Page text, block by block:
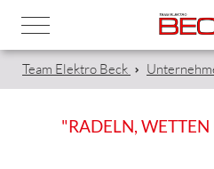
Team Elektro Beck
"RADELN,